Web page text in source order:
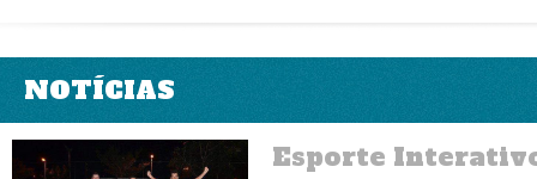
NOTÍCIAS
Esporte